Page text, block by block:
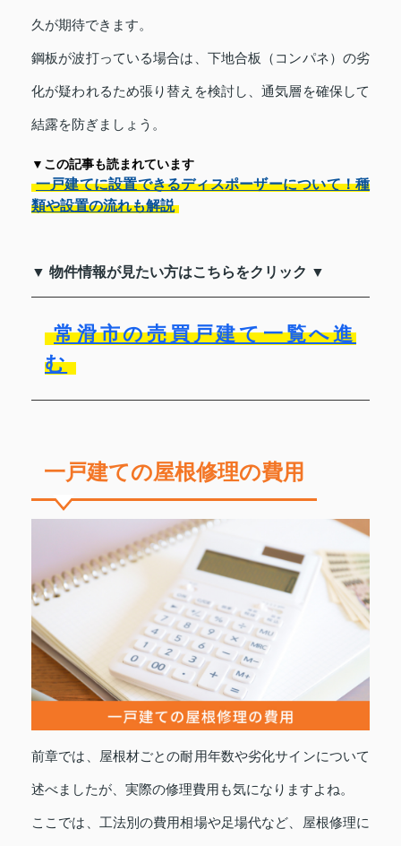
久が期待できます。
鋼板が波打っている場合は、下地合板（コンパネ）の劣
化が疑われるため張り替えを検討し、通気層を確保して
結露を防ぎましょう。
▼この記事も読まれています
一戸建てに設置できるディスポーザーについて！種
類や設置の流れも解説
▼ 物件情報が見たい方はこちらをクリック ▼
常滑市の売買戸建て一覧へ進
む
一戸建ての屋根修理の費用
前章では、屋根材ごとの耐用年数や劣化サインについて
述べましたが、実際の修理費用も気になりますよね。
ここでは、工法別の費用相場や足場代など、屋根修理に